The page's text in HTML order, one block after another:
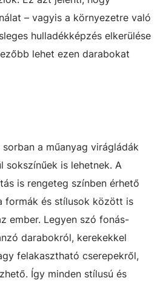
– vagyis a környezetre való
hulladékképzés elkerülése
lehet ezen darabokat
a műanyag virágládák
sokszínűek is lehetnek. A
is rengeteg színben érhető
formák és stílusok között is
ember. Legyen szó fonás-
darabokról, kerekekkel
felakasztható cserepekről,
Így minden stílusú és